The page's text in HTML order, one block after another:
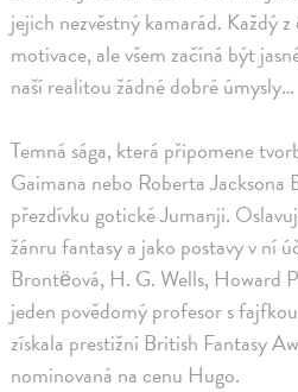
jejich nezvěstný kamarád. Každý
motivace, ale všem začíná být
naší realitou žádné dobré úmysly…
Temná sága, která připomene
Gaimana nebo Roberta Jacksona
přezdívku gotické Jumanji.
žánru fantasy a jako postavy v ní
Brontëová, H. G. Wells, Howard
jeden povědomý profesor s
získala prestižní British Fantasy
nominovaná na cenu Hugo.